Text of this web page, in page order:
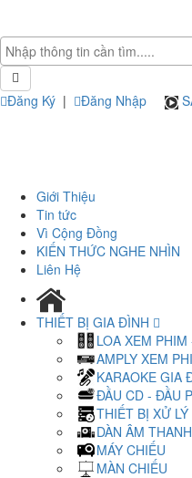
Đăng Ký | Đăng Nhập
Giới Thiệu
Tin tức
Vì Cộng Đồng
KIẾN THỨC NGHE NHÌN
Liên Hệ
THIẾT BỊ GIA ĐÌNH
LOA XEM
AMPLY XEM
KARAOKE GIA
ĐẦU CD - ĐẦU
THIẾT BỊ XỬ
DÀN ÂM
MÁY CHIẾU
MÀN CHIẾU